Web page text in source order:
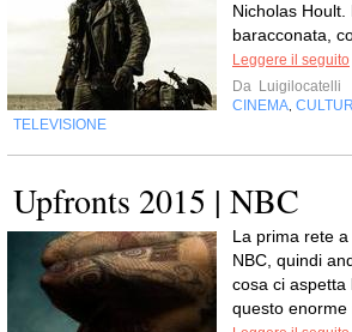
Nicholas
baracconata,
Leggere il seguito
Da Luigilocatelli
CINEMA
TELEVISIONE
Upfronts 2015 | NBC
La prima rete
NBC, quindi
cosa ci aspetta
questo enorme